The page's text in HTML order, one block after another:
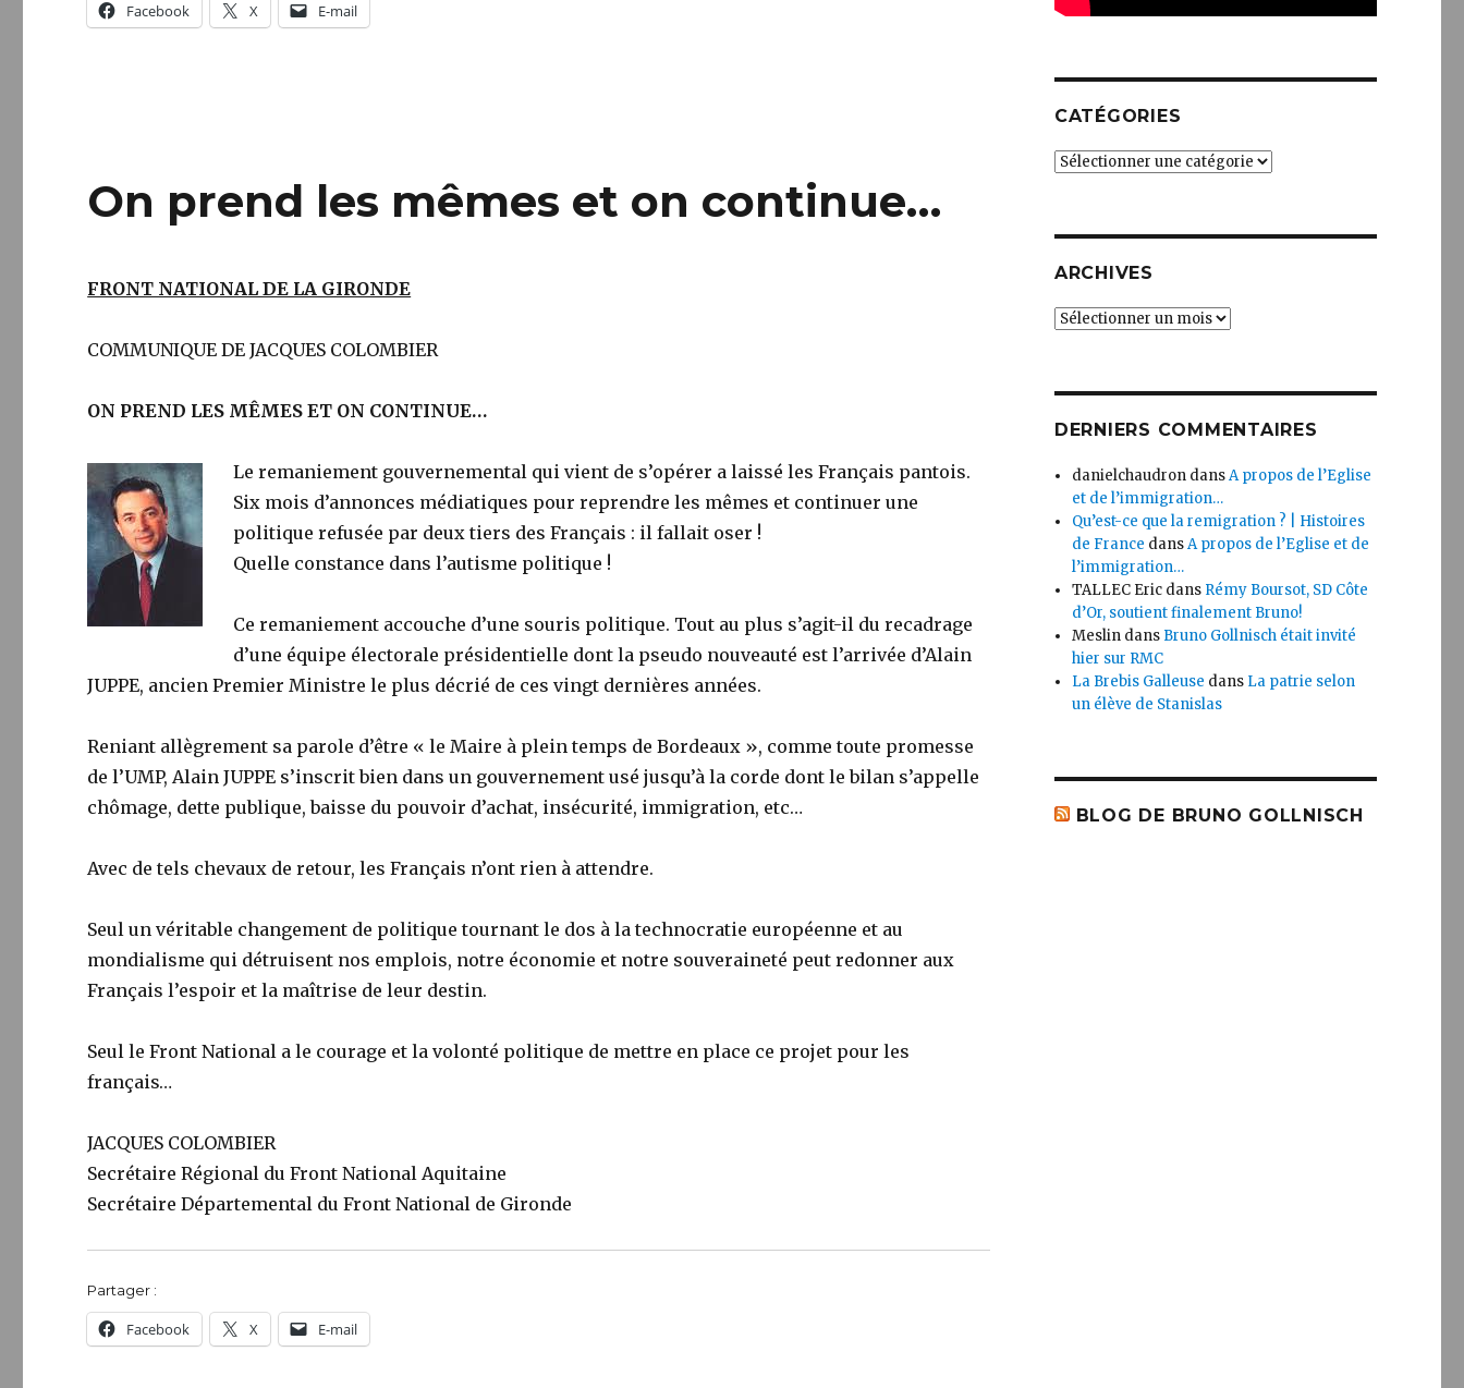
Facebook X E-mail
On prend les mêmes et on continue…
FRONT NATIONAL DE LA GIRONDE
COMMUNIQUE DE JACQUES COLOMBIER
ON PREND LES MÊMES ET ON CONTINUE…
Le remaniement gouvernemental qui vient de s’opérer a laissé les Français pantois.
Six mois d’annonces médiatiques pour reprendre les mêmes et continuer une
politique refusée par deux tiers des Français : il fallait oser !
Quelle constance dans l’autisme politique !
Ce remaniement accouche d’une souris politique. Tout au plus s’agit-il du recadrage
d’une équipe électorale présidentielle dont la pseudo nouveauté est l’arrivée d’Alain
JUPPE, ancien Premier Ministre le plus décrié de ces vingt dernières années.
Reniant allègrement sa parole d’être « le Maire à plein temps de Bordeaux », comme toute promesse
de l’UMP, Alain JUPPE s’inscrit bien dans un gouvernement usé jusqu’à la corde dont le bilan s’appelle
chômage, dette publique, baisse du pouvoir d’achat, insécurité, immigration, etc…
Avec de tels chevaux de retour, les Français n’ont rien à attendre.
Seul un véritable changement de politique tournant le dos à la technocratie européenne et au
mondialisme qui détruisent nos emplois, notre économie et notre souveraineté peut redonner aux
Français l’espoir et la maîtrise de leur destin.
Seul le Front National a le courage et la volonté politique de mettre en place ce projet pour les
français…
JACQUES COLOMBIER
Secrétaire Régional du Front National Aquitaine
Secrétaire Départemental du Front National de Gironde
Partager :
Facebook X E-mail
CATÉGORIES
Catégories
ARCHIVES
Archives
DERNIERS COMMENTAIRES
danielchaudron dansA propos de l’Eglise
et de l’immigration…
Qu’est-ce que la remigration ? | Histoires
de France dansA propos de l’Eglise et de
l’immigration…
TALLEC Eric dans Rémy Boursot, SD Côte
d’Or, soutient finalement Bruno!
Meslin dans Bruno Gollnisch était invité
hier sur RMC
La Brebis Galleuse dans La patrie selon
un élève de Stanislas
BLOG DE BRUNO GOLLNISCH